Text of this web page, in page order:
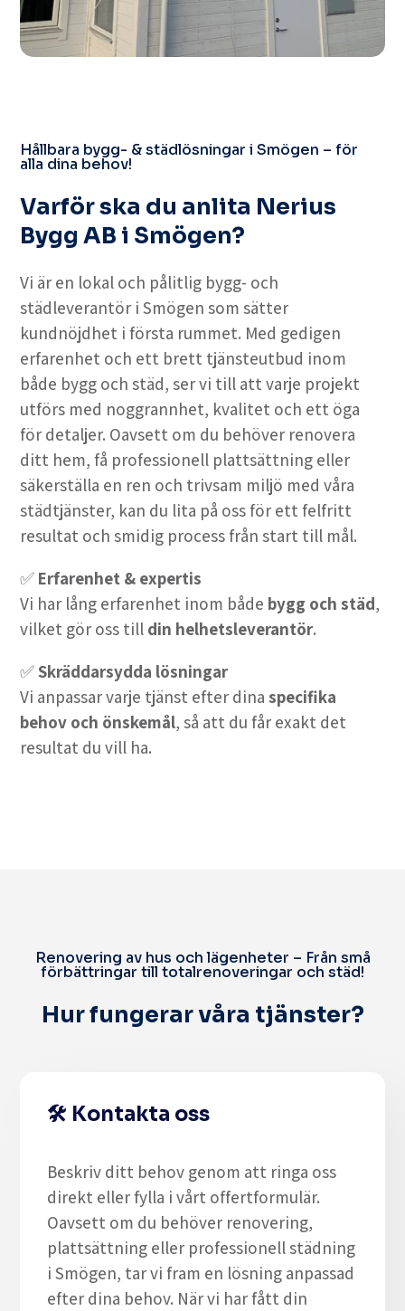
Hållbara bygg- & städlösningar i Smögen – för
alla dina behov!
Varför ska du anlita Nerius
Bygg AB i Smögen?
Vi är en lokal och pålitlig bygg- och
städleverantör i Smögen som sätter
kundnöjdhet i första rummet. Med gedigen
erfarenhet och ett brett tjänsteutbud inom
både bygg och städ, ser vi till att varje projekt
utförs med noggrannhet, kvalitet och ett öga
för detaljer. Oavsett om du behöver renovera
ditt hem, få professionell plattsättning eller
säkerställa en ren och trivsam miljö med våra
städtjänster, kan du lita på oss för ett felfritt
resultat och smidig process från start till mål.
✅ Erfarenhet & expertis
Vi har lång erfarenhet inom både bygg och städ,
vilket gör oss till din helhetsleverantör.
✅Skräddarsydda lösningar
Vi anpassar varje tjänst efter dinaspecifika
behov och önskemål, så att du får exakt det
resultat du vill ha.
Renovering av hus och lägenheter – Från små
förbättringar till totalrenoveringar och städ!
Hur fungerar våra tjänster?
🛠️ Kontakta oss
Beskriv ditt behov genom att ringa oss
direkt eller fylla i vårt offertformulär.
Oavsett om du behöver renovering,
plattsättning eller professionell städning
i Smögen, tar vi fram en lösning anpassad
efter dina behov. När vi har fått din